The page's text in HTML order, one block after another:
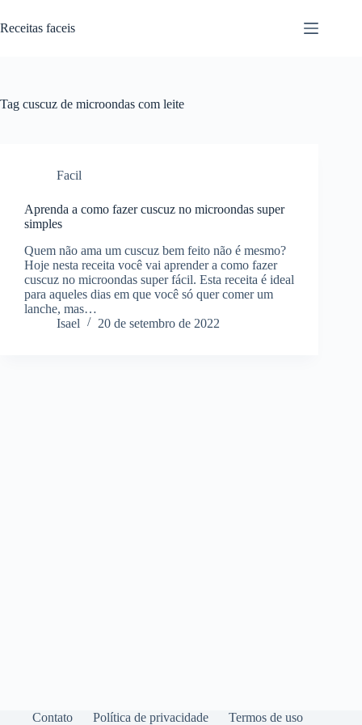
para
o
Receitas faceis
Tag cuscuz de microondas com leite
Facil
Aprenda a como fazer cuscuz no microondas super
simples
Quem não ama um cuscuz bem feito não é mesmo?
Hoje nesta receita você vai aprender a como fazer
cuscuz no microondas super fácil. Esta receita é ideal
para aqueles dias em que você só quer comer um
lanche, mas…
Isael
20 de setembro de 2022
Contato Política de privacidade Termos de uso